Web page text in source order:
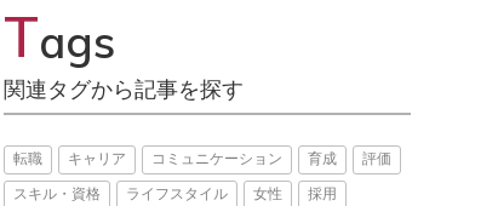
Tags
関連タグから記事を探す
転職 キャリア コミュニケーション 育成 評価
スキル・資格 ライフスタイル 女性 採用